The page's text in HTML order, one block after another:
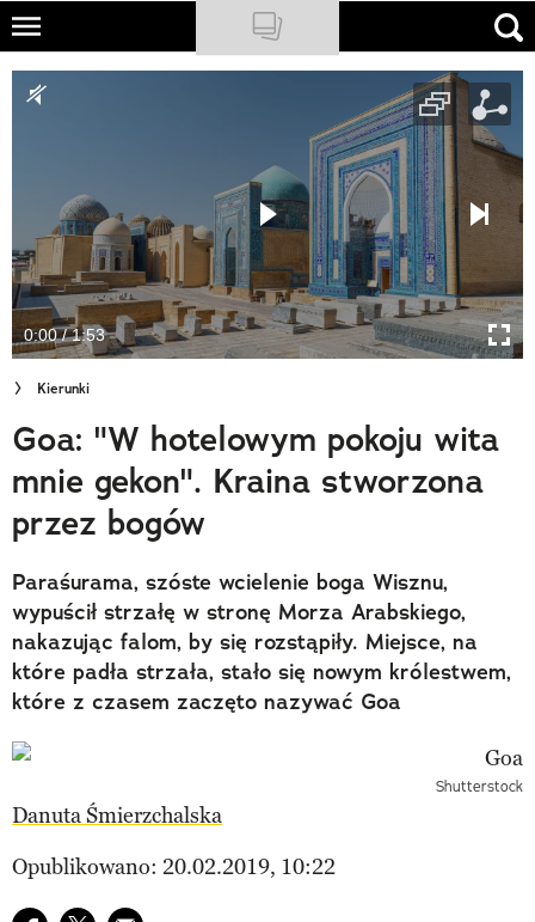
Skip
main
NATIONAL GEOGRAPHIC
Sklep
Newsletter
Cuda Polski
Wielki Konkurs Fotograficzny
Trendbook Podróżniczy
Polecane
0:00 / 1:53
Kierunki
Goa: "W hotelowym pokoju wita
mnie gekon". Kraina stworzona
przez bogów
Paraśurama, szóste wcielenie boga Wisznu,
wypuścił strzałę w stronę Morza Arabskiego,
nakazując falom, by się rozstąpiły. Miejsce, na
które padła strzała, stało się nowym królestwem,
które z czasem zaczęto nazywać Goa
Shutterstock
Danuta Śmierzchalska
Opublikowano: 20.02.2019, 10:22